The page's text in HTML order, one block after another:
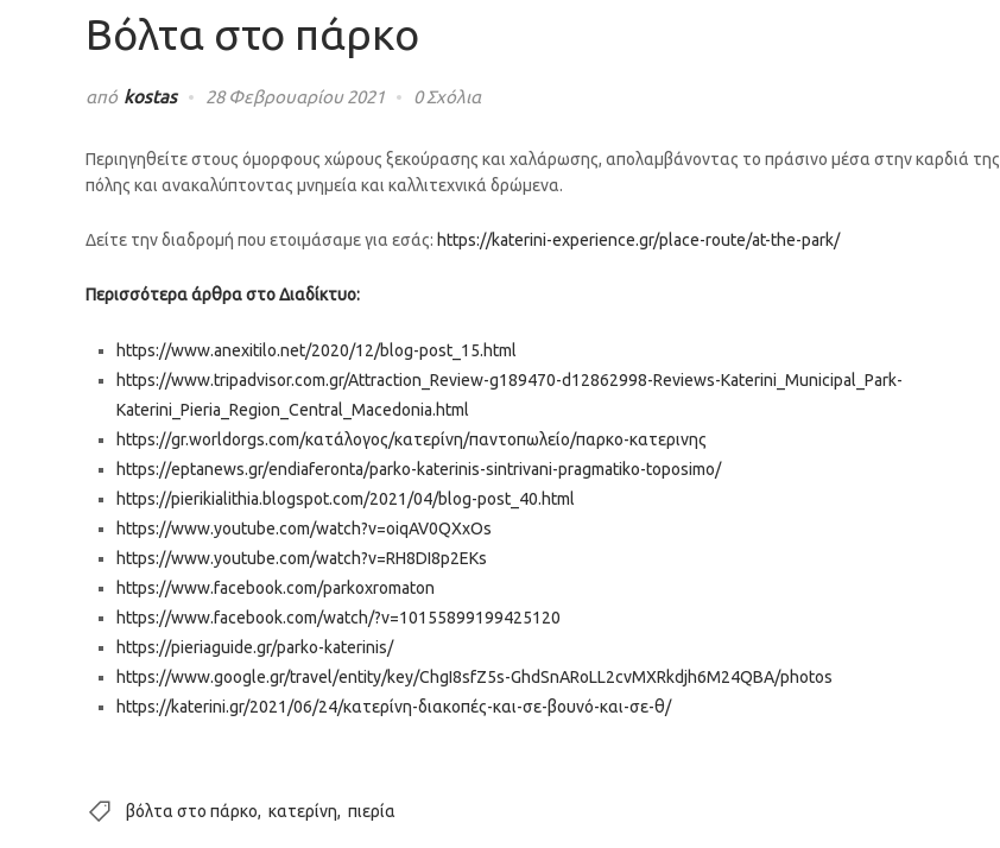
Βόλτα στο πάρκο
από kostas 28 Φεβρουαρίου 2021 0 Σχόλια
Περιηγηθείτε στους όμορφους χώρους ξεκούρασης και χαλάρωσης, απολαμβάνοντας το πράσινο μέσα στην καρδιά της
πόλης και ανακαλύπτοντας μνημεία και καλλιτεχνικά δρώμενα.
Δείτε την διαδρομή που ετοιμάσαμε για εσάς: https://katerini-experience.gr/place-route/at-the-park/
Περισσότερα άρθρα στο Διαδίκτυο:
https://www.anexitilo.net/2020/12/blog-post_15.html
https://www.tripadvisor.com.gr/Attraction_Review-g189470-d12862998-Reviews-Katerini_Municipal_Park-
Katerini_Pieria_Region_Central_Macedonia.html
https://gr.worldorgs.com/κατάλογος/κατερίνη/παντοπωλείο/παρκο-κατερινης
https://eptanews.gr/endiaferonta/parko-katerinis-sintrivani-pragmatiko-toposimo/
https://pierikialithia.blogspot.com/2021/04/blog-post_40.html
https://www.youtube.com/watch?v=oiqAV0QXxOs
https://www.youtube.com/watch?v=RH8DI8p2EKs
https://www.facebook.com/parkoxromaton
https://www.facebook.com/watch/?v=10155899199425120
https://pieriaguide.gr/parko-katerinis/
https://www.google.gr/travel/entity/key/ChgI8sfZ5s-GhdSnARoLL2cvMXRkdjh6M24QBA/photos
https://katerini.gr/2021/06/24/κατερίνη-διακοπές-και-σε-βουνό-και-σε-θ/
βόλτα στο πάρκο κατερίνη πιερία